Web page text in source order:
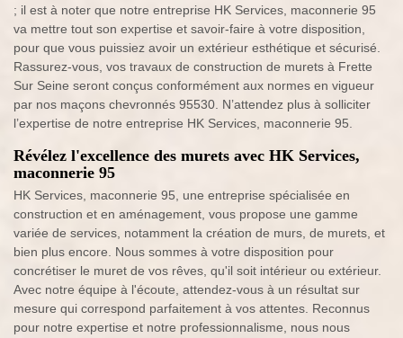
; il est à noter que notre entreprise HK Services, maconnerie 95
va mettre tout son expertise et savoir-faire à votre disposition,
pour que vous puissiez avoir un extérieur esthétique et sécurisé.
Rassurez-vous, vos travaux de construction de murets à Frette
Sur Seine seront conçus conformément aux normes en vigueur
par nos maçons chevronnés 95530. N’attendez plus à solliciter
l’expertise de notre entreprise HK Services, maconnerie 95.
Révélez l'excellence des murets avec HK Services,
maconnerie 95
HK Services, maconnerie 95, une entreprise spécialisée en
construction et en aménagement, vous propose une gamme
variée de services, notamment la création de murs, de murets, et
bien plus encore. Nous sommes à votre disposition pour
concrétiser le muret de vos rêves, qu'il soit intérieur ou extérieur.
Avec notre équipe à l'écoute, attendez-vous à un résultat sur
mesure qui correspond parfaitement à vos attentes. Reconnus
pour notre expertise et notre professionnalisme, nous nous